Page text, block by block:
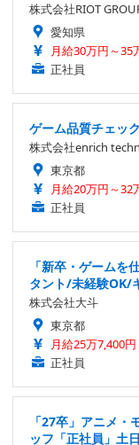
株式会社RIOT
愛知県
月給30万円～35
正社員
ゲーム品質チェッ
株式会社enrich
東京都
月給20万円～32
正社員
「新卒・ゲームを
タント/未経験OK/
株式会社大斗
東京都
月給25万7,400
正社員
「27卒」アニメ
ッフ「正社員」土